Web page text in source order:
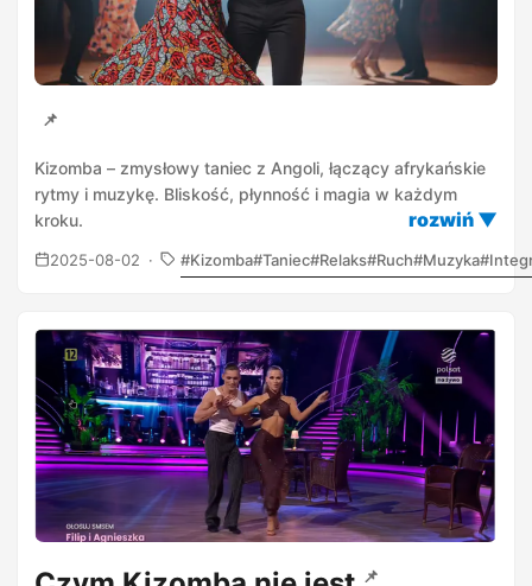
📌
Kizomba – zmysłowy taniec z Angoli, łączący afrykańskie
rytmy i muzykę. Bliskość, płynność i magia w każdym
kroku.
2025-08-02 Kizomba Taniec Relaks Ruch Muzyka
📌